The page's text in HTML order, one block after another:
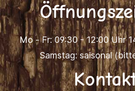
Mo - Fr: 09:30 - 12:00 Uhr
Samstag: saisonal